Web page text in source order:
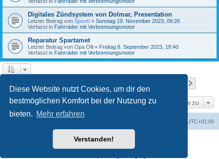
Diese Website nutzt Cookies, um dir den
bestmöglichen Komfort bei der Nutzung zu
bieten. Mehr erfahren
Verstanden!
Digitales Zündsystem von Dolmar, Presentation
Letzter Beitrag von Sporti « Sonntag 19. November 2023, 09:26
Verfasst in Fahrräder mit Verbrennungsmotor
Reparatur Spartamet
Letzter Beitrag von Opa Olli « Freitag 8. September 2023, 18:40
Verfasst in Fahrräder mit Verbrennungsmotor
Gehe zu
UTC+01:00
Powered byphpBB® Forum Software © phpBB Limited
phpBB.de